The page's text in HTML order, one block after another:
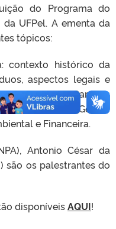
do Programa do
da UFPel. A ementa da
tópicos:
contexto histórico da
aspectos legais e
de Campus
e a Gestão
e Financeira.
Antonio César da
são os palestrantes do
disponíveisAQUI!